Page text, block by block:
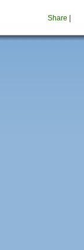
Share